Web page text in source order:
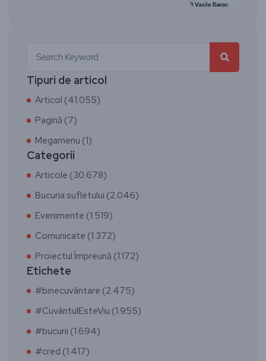
Tipuri de articol
Articol (41.055)
Pagină (7)
Megamenu (1)
Categorii
Articole (30.678)
Bucuria sufletului (2.046)
Evenimente (1.519)
Comunicate (1.372)
Proiectul Împreună (1.172)
Etichete
#binecuvântare (2.475)
#CuvântulEsteViu (1.955)
#bucurii (1.694)
#cred (1.417)